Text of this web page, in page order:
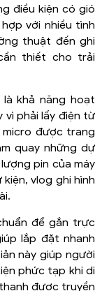
điều kiện có gió
với nhiều tình
thuật đến ghi
thiết cho trải
khả năng hoạt
vì phải lấy điện từ
micro được trang
quay những dự
pin của máy
vlog ghi hình
để gắn trực
lắp đặt nhanh
này giúp người
phức tạp khi di
được truyền